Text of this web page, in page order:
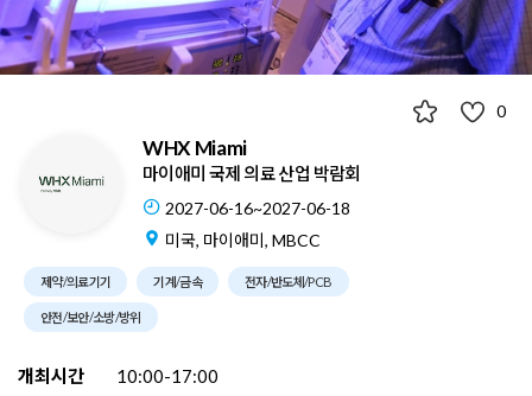
0
WHX Miami
마이애미 국제 의료 산업 박람회
2027-06-16~2027-06-18
미국, 마이애미, MBCC
제약/의료기기 기계/금속 전자/반도체/PCB
안전/보안/소방/방위
개최시간
10:00-17:00